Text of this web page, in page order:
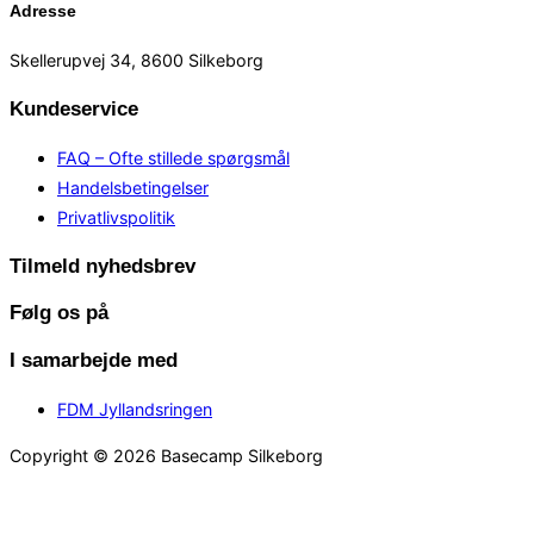
Adresse
Skellerupvej 34, 8600 Silkeborg
Kundeservice
FAQ – Ofte stillede spørgsmål
Handelsbetingelser
Privatlivspolitik
Tilmeld nyhedsbrev
Følg os på
I samarbejde med
FDM Jyllandsringen
Copyright © 2026 Basecamp Silkeborg